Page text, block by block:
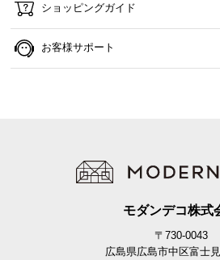
ショッピングガイド
お客様サポート
モダンデコ株式
〒730-0043
広島県広島市中区富士